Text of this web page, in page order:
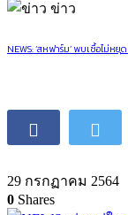
ข่าว
NEWS: ‘สหฟาร์ม’ พบเชื้อไม่ห
29 กรกฏาคม 2564
0 Shares